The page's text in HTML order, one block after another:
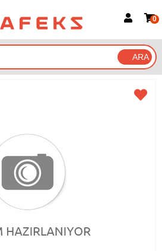
Google İle Bağlan
0